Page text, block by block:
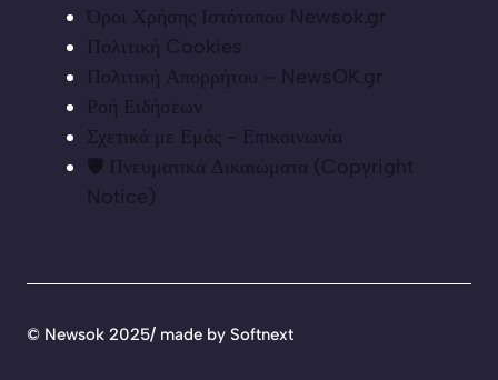
Όροι Χρήσης Ιστότοπου Newsok.gr
Πολιτική Cookies
Πολιτική Απορρήτου – NewsOK.gr
Ροή Ειδήσεων
Σχετικά με Εμάς - Επικοινωνία
🛡️ Πνευματικά Δικαιώματα (Copyright
Notice)
© Newsok 2025/ made by Softnext